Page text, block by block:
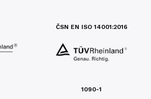
ČSN EN ISO 14001:2016
1090-1